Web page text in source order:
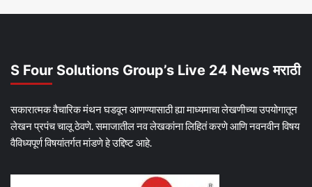
S Four Solutions Group’s Live 24 News मराठी
सकारात्मक वैचारिक मंथन घडवून आणण्यासाठी ह्या माध्यमाचा लेखणीच्या उपयोगातून
लेखन प्रपंच चालू ठेवणे. समाजातील नव लेखकांना लिहितं करणे आणि नवनवीन विषय
वैविध्यपूर्ण विषयांतर्गत मांडणे हे उद्दिष्ट आहे.